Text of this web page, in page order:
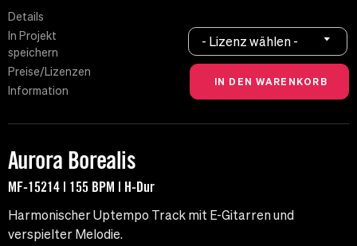
Details
In Projekt
speichern
Preise/Lizenzen
Information
- Lizenz wählen -
Aurora Borealis
MF-15214 | 155 BPM | H-Dur
Harmonischer Uptempo Track mit E-Gitarren und
verspielter Melodie.